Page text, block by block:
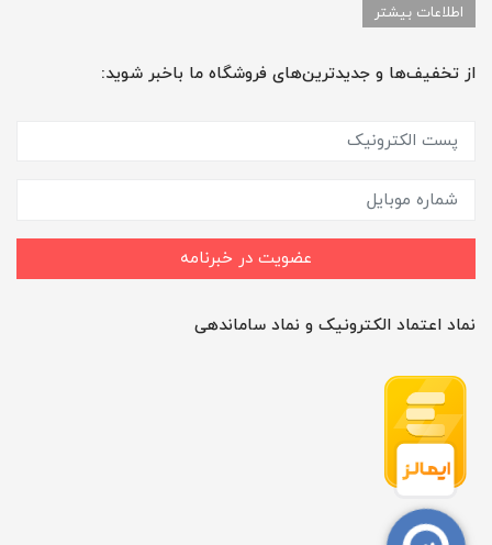
اطلاعات بیشتر
از تخفیف‌ها و جدیدترین‌های فروشگاه ما باخبر شوید:
عضویت در خبرنامه
نماد اعتماد الکترونیک و نماد ساماندهی